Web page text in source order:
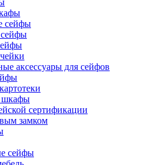
сейфы
аксессуары для сейфов
шкафы
сертификации
замком
сейфы